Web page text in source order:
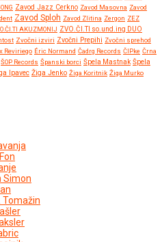
Zavod Jazz Cerkno Zavod Masovna Zavod
Zavod Sploh Zavod Zlitina Zergon ZEZ
AKUZMONIJ ZVO.ČI.TI so.und.ing DUO
Zvočni izviri Zvočni Prepihi Zvočni sprehod
Reviriego Éric Normand Čadrg Records ČIPke Črna
ŠOP Records Španski borci Špela Mastnak Špela
Ipavec Žiga Jenko Žiga Koritnik Žiga Murko
Simon
Tomažin